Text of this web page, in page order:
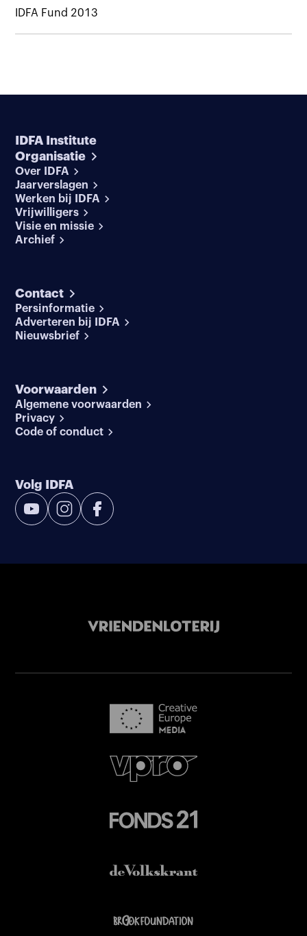
IDFA Fund 2013
IDFA Institute
Organisatie
Over IDFA
Jaarverslagen
Werken bij IDFA
Vrijwilligers
Visie en missie
Archief
Contact
Persinformatie
Adverteren bij IDFA
Nieuwsbrief
Voorwaarden
Algemene voorwaarden
Privacy
Code of conduct
Volg IDFA